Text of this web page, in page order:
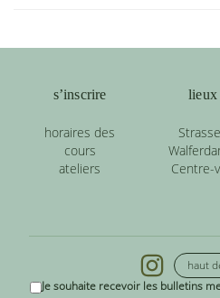
s’inscrire
horaires des
cours
ateliers
lieux
Centre-
haut
Je souhaite recevoir les bulletins